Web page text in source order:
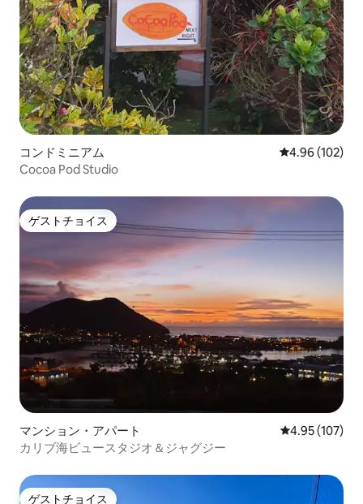
コンドミニアム レビュー102
4.96 (102)
Cocoa Pod Studio
ゲストチョイス
ゲストチョイス
マンション・アパート レビュー107
4.95 (107)
カリブ海ビュースタジオ＆ジャグジー
ゲストチョイス